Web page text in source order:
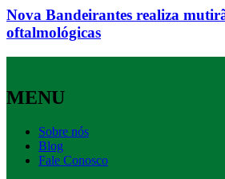
Nova Bandeirantes realiza
oftalmológicas
MENU
Sobre nós
Blog
Fale Conosco